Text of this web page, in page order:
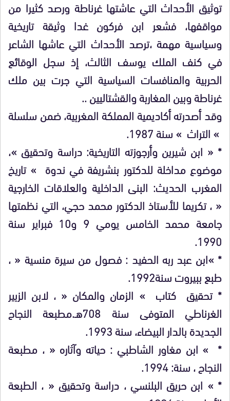
توثيق الأحداث التي عاشتها غرناطة ورصد كثيرا من
مواقفها، فشعر ابن فركون غدا وثيقة تاريخية
وسياسية مهمة ،ترصد الأحداث التي عاشها الشاعر
في كنف الملك يوسف الثالث، إذ سجل الوقائع
الحربية والمنافسات السياسية التي جرت بين ملك
غرناطة وبين المغاربة والقشتاليين ..
وقد أصدرته أكاديمية المملكة المغربية، ضمن سلسلة
» التراث » سنة 1987.
* « ابن شيرين وأرجوزته التاريخية: دراسة وتحقيق »،
موضوع مداخلة للدكتور بنشريفة في ندوة » تاريخ
المغرب الحديث: البنى الداخلية والعلاقات الخارجية
« ، تكريما للأستاذ الدكتور محمد حجي، التي نظمتها
جامعة محمد الخامس يومي 9 و10 فبراير سنة
1990.
* »ابن عبد ربه الحفيد : فصول من سيرة منسية « ،
طبع ببيروت سنة1992.
* تحقيق كتاب » الزمان والمكان « ، لابن الزبير
الغرناطي المتوفى سنة 708هـ.مطبعة النجاح
الجديدة بالدار البيضاء، سنة 1993.
* » ابن مغاور الشاطبي : حياته وآثاره « ، مطبعة
النجاح ، سنة: 1994.
* » ابن حريق البلنسي ، دراسة وتحقيق « ، الطبعة